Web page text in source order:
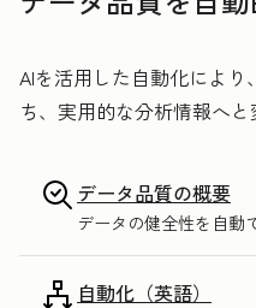
AIを活用した自動化によ
ち、実用的な分析情報へと
データ品質の概要
データの健全性を自動
自動化（英語）